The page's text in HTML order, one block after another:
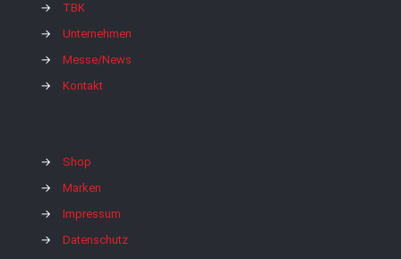
→
TBK
→
Unternehmen
→
Messe/News
→
Kontakt
→
Shop
→
Marken
→
Impressum
→
Datenschutz